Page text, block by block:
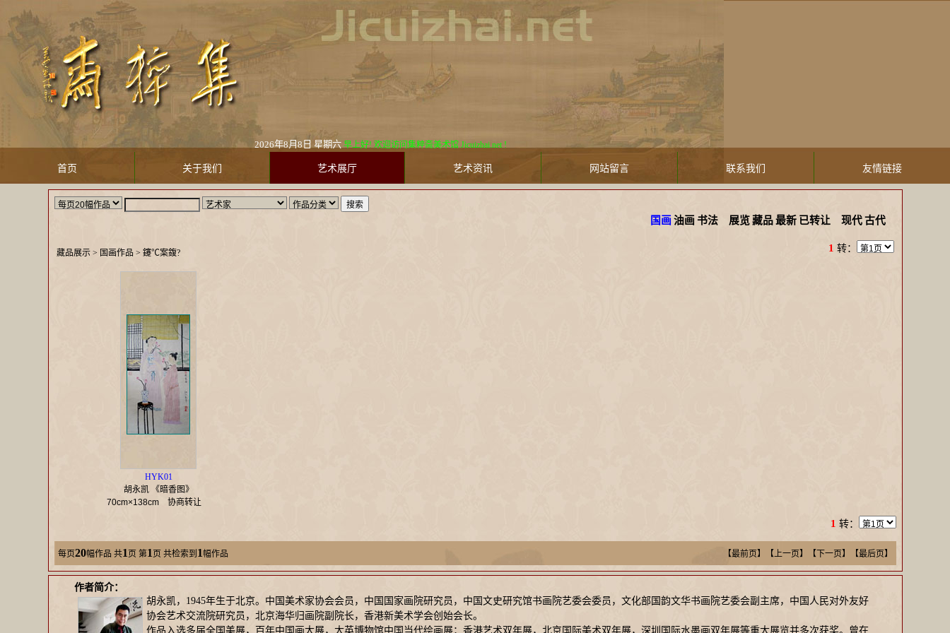
2026年8月8日 星期六 早上好! 欢迎访问集粹斋美术馆 Jicuizhai.net !
首页 关于我们 艺术展厅 艺术资讯 网站留言 联系我们 友情链接
国画 油画 书法 展览 藏品 最新 已转让 现代 古代
藏品展示> 国画作品 > 鑳℃案鍑? 1 转：
HYK01
胡永凯 《暗香图》
70cm×138cm 协商转让
1 转：
每页20幅作品 共1 页 第1 页 共检索到 1幅作品 【最前页】【上一页】 【下一页】【最后页】
作者简介：
胡永凯，1945年生于北京。中国美术家协会会员，中国国家画院研究员，中国文史研究馆书画院艺委会委员，文化部国韵文华书画院艺委会副主席，中国人民对外友好
协会艺术交流院研究员，北京海华归画院副院长，香港新美术学会创始会长。
作品入选多届全国美展，百年中国画大展，大英博物馆中国当代绘画展；香港艺术双年展，北京国际美术双年展，深圳国际水墨画双年展等重大展览并多次获奖。曾在